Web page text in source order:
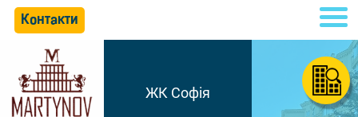
Контакти
ЖК Софія